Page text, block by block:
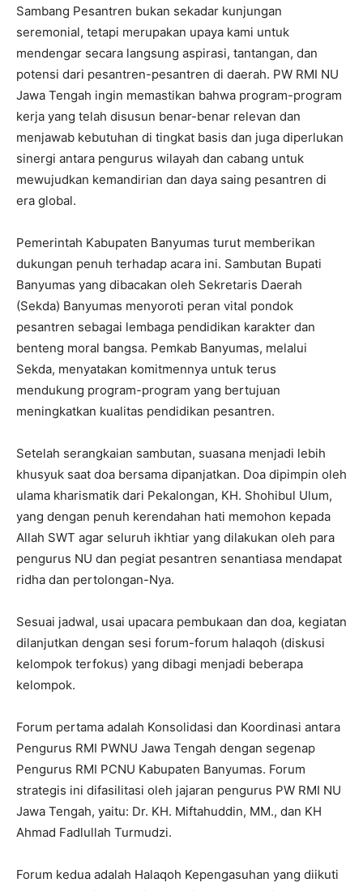
Sambang Pesantren bukan sekadar kunjungan
seremonial, tetapi merupakan upaya kami untuk
mendengar secara langsung aspirasi, tantangan, dan
potensi dari pesantren-pesantren di daerah. PW RMI NU
Jawa Tengah ingin memastikan bahwa program-program
kerja yang telah disusun benar-benar relevan dan
menjawab kebutuhan di tingkat basis dan juga diperlukan
sinergi antara pengurus wilayah dan cabang untuk
mewujudkan kemandirian dan daya saing pesantren di
era global.
Pemerintah Kabupaten Banyumas turut memberikan
dukungan penuh terhadap acara ini. Sambutan Bupati
Banyumas yang dibacakan oleh Sekretaris Daerah
(Sekda) Banyumas menyoroti peran vital pondok
pesantren sebagai lembaga pendidikan karakter dan
benteng moral bangsa. Pemkab Banyumas, melalui
Sekda, menyatakan komitmennya untuk terus
mendukung program-program yang bertujuan
meningkatkan kualitas pendidikan pesantren.
Setelah serangkaian sambutan, suasana menjadi lebih
khusyuk saat doa bersama dipanjatkan. Doa dipimpin oleh
ulama kharismatik dari Pekalongan, KH. Shohibul Ulum,
yang dengan penuh kerendahan hati memohon kepada
Allah SWT agar seluruh ikhtiar yang dilakukan oleh para
pengurus NU dan pegiat pesantren senantiasa mendapat
ridha dan pertolongan-Nya.
Sesuai jadwal, usai upacara pembukaan dan doa, kegiatan
dilanjutkan dengan sesi forum-forum halaqoh (diskusi
kelompok terfokus) yang dibagi menjadi beberapa
kelompok.
Forum pertama adalah Konsolidasi dan Koordinasi antara
Pengurus RMI PWNU Jawa Tengah dengan segenap
Pengurus RMI PCNU Kabupaten Banyumas. Forum
strategis ini difasilitasi oleh jajaran pengurus PW RMI NU
Jawa Tengah, yaitu: Dr. KH. Miftahuddin, MM., dan KH
Ahmad Fadlullah Turmudzi.
Forum kedua adalah Halaqoh Kepengasuhan yang diikuti